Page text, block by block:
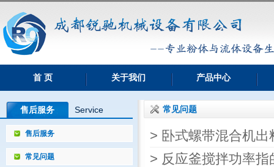
首 页 关于我们 产品中心
售后服务 Service
售后服务
常见问题
常见问题
> 卧式螺带混合机
> 反应釜搅拌功率指